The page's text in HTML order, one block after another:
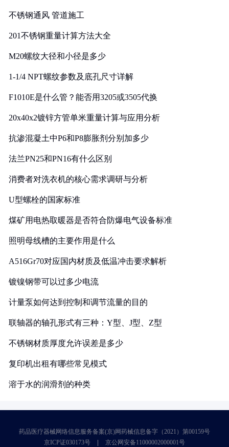
不锈钢通风 管道施工
201不锈钢重量计算方法大全
M20螺纹大径和小径是多少
1-1/4 NPT螺纹参数及底孔尺寸详解
F1010E是什么管？能否用3205或3505代换
20x40x2镀锌方管单米重量计算与应用分析
抗渗混凝土中P6和P8膨胀剂分别加多少
法兰PN25和PN16有什么区别
消费者对洗衣机的核心需求调研与分析
U型螺栓的国家标准
煤矿用电热取暖器是否符合防爆电气设备标准
照明母线槽的主要作用是什么
A516Gr70对应国内材质及低温冲击要求解析
镀镍钢带可以过多少电流
计量泵如何达到控制和调节流量的目的
联轴器的轴孔形式有三种：Y型、J型、Z型
不锈钢材质厚度允许误差是多少
复印机出租有哪些常见模式
溶于水的润滑剂的种类
药品医疗器械网络信息服务备案(京)网药械信息备字（2021）第00159号
京ICP证030173号
京公网安备11000002000001号